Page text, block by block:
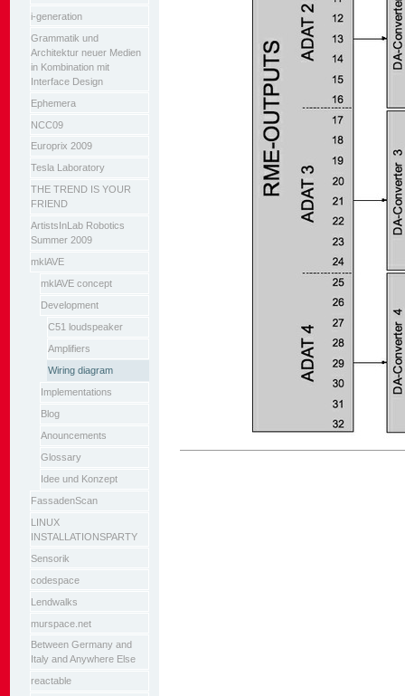
i-generation
Grammatik und
Architektur neuer Medien
in Kombination mit
Interface Design
Ephemera
NCC09
Europrix 2009
Tesla Laboratory
THE TREND IS YOUR
FRIEND
ArtistsInLab Robotics
Summer 2009
mklAVE
mklAVE concept
Development
C51 loudspeaker
Amplifiers
Wiring diagram
Implementations
Blog
Anouncements
Glossary
Idee und Konzept
FassadenScan
LINUX
INSTALLATIONSPARTY
Sensorik
codespace
Lendwalks
murspace.net
Between Germany and
Italy and Anywhere Else
reactable